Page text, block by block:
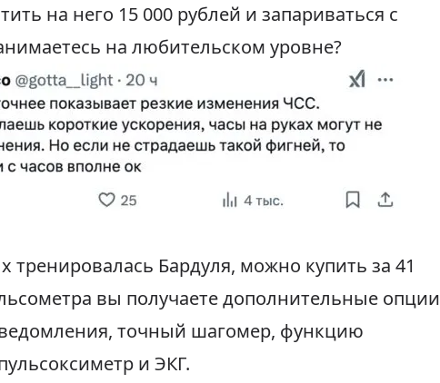
на него 15 000 рублей и запариваться с
на любительском уровне?
тренировалась Бардуля, можно купить за 41
вы получаете дополнительные опции
точный шагомер, функцию
и ЭКГ.